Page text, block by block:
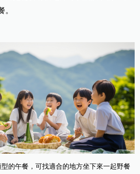
。
的午餐，可找適合的地方坐下來一起野餐